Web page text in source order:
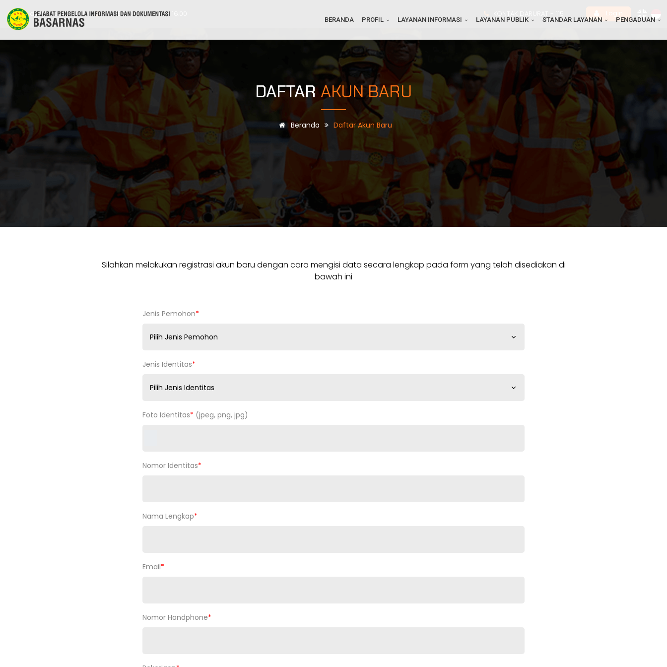
ppid@basarnas.go.id 021 6570 1116 | 8.00 - 16.00
BERANDA PROFIL LAYANAN INFORMASI LAYANAN PUBLIK STANDAR LAYANAN PENGADUAN
DAFTARAKUN BARU
Beranda Daftar Akun Baru
Silahkan melakukan registrasi akun baru dengan cara mengisi data secara lengkap pada form yang telah disediakan di
bawah ini
Jenis Pemohon*
Jenis Identitas*
Foto Identitas* (jpeg, png, jpg)
Nomor Identitas*
Nama Lengkap*
Email*
Nomor Handphone*